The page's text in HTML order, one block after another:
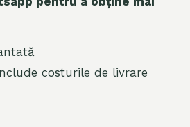
costurile de livrare